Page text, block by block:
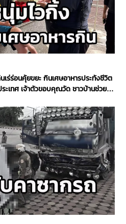
ร่ร่อนคุ้ยขยะ กินเศษอาหารประทังชีวิต
ะเทศ เจ้าตัวขอบคุณวัด ชาวบ้านช่วย